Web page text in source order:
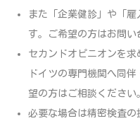
また「企業健診」や「
す。ご希望の方はお問い
セカンドオピニオンを
ドイツの専門機関へ同
望の方はご相談ください
必要な場合は精密検査の